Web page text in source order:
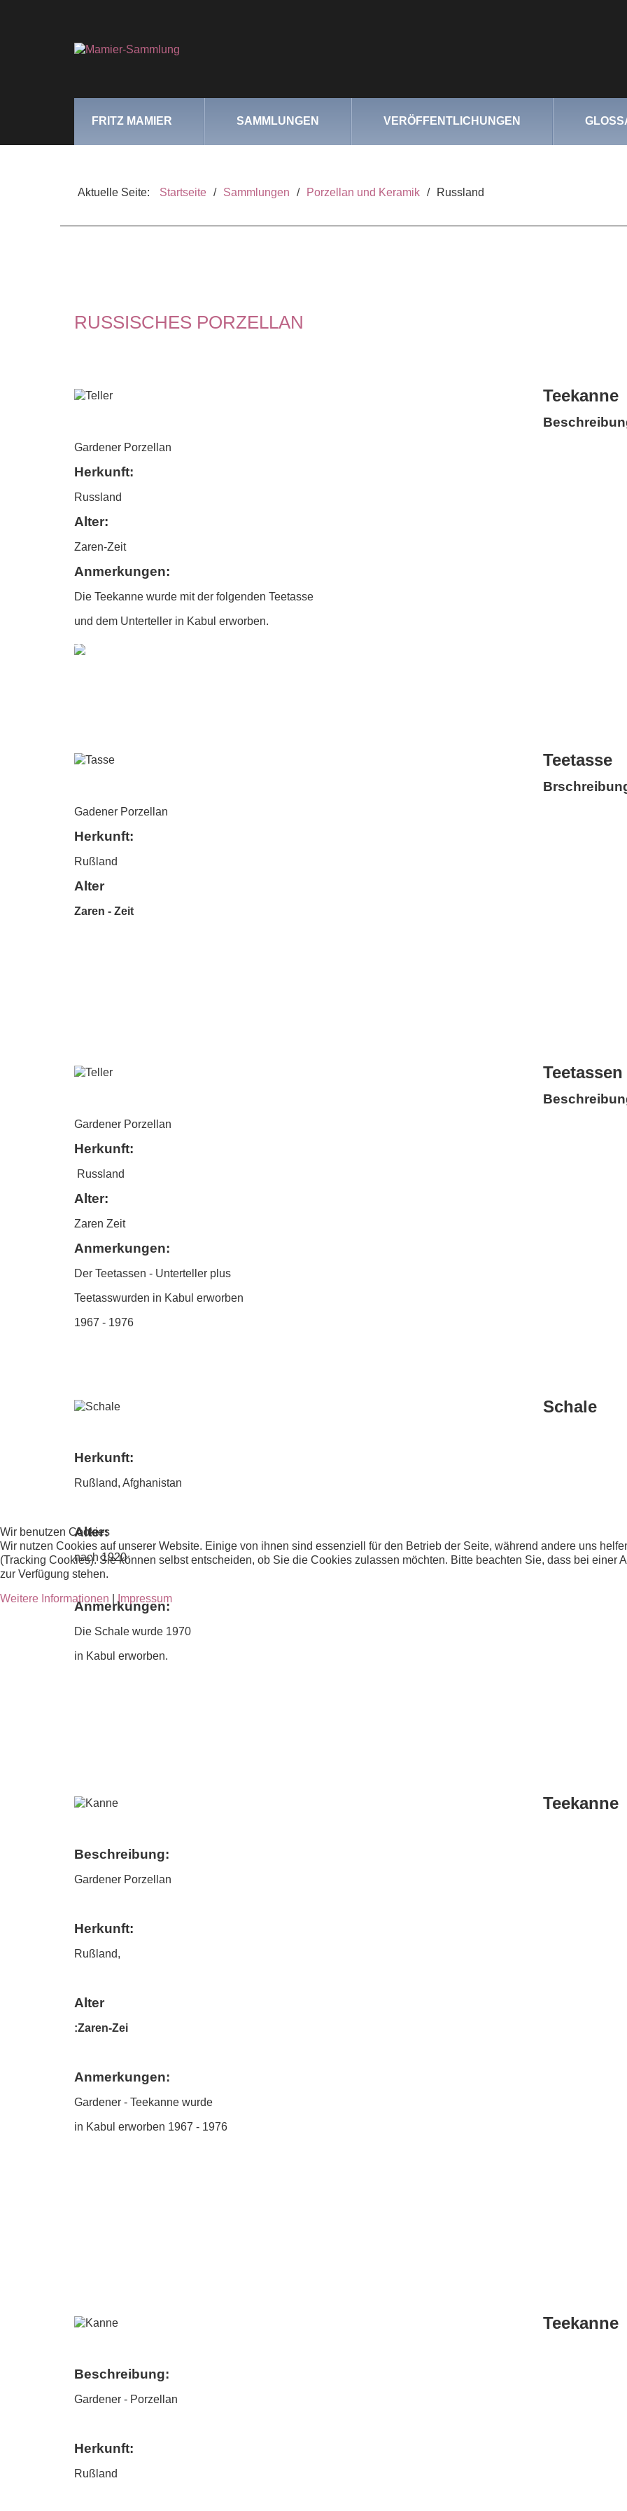
FRITZ MAMIER SAMMLUNGEN VERÖFFENTLICHUNGEN
Aktuelle Seite: Startseite / Sammlungen / Porzellan und Keramik / Russland
RUSSISCHES PORZELLAN
Teekanne
Gardener Porzellan
Herkunft:
Russland
Alter:
Zaren-Zeit
Anmerkungen:
Die Teekanne wurde mit der folgenden Teetasse
und dem Unterteller in Kabul erworben.
Teetasse
Gadener Porzellan
Herkunft:
Rußland
Alter
Zaren - Zeit
Gardener Porzellan
Herkunft:
Russland
Alter:
Zaren Zeit
Anmerkungen:
Der Teetassen - Unterteller plus
Teetasswurden in Kabul erworben
1967 - 1976
Schale
Herkunft:
Rußland, Afghanistan
Alter:
nach 1920
Anmerkungen:
Die Schale wurde 1970
in Kabul erworben.
Teekanne
Beschreibung:
Gardener Porzellan
Herkunft:
Rußland,
Alter
:Zaren-Zei
Anmerkungen:
Gardener - Teekanne wurde
in Kabul erworben 1967 - 1976
Teekanne
Beschreibung:
Gardener - Porzellan
Herkunft:
Rußland
Wir benutzen Cookies
Wir nutzen Cookies auf unserer Website. Einige von ihnen sind essenziell für den Betrieb der Seite, während andere uns
(Tracking Cookies). Sie können selbst entscheiden, ob Sie die Cookies zulassen möchten. Bitte beachten Sie, dass bei
zur Verfügung stehen.
Weitere Informationen Impressum